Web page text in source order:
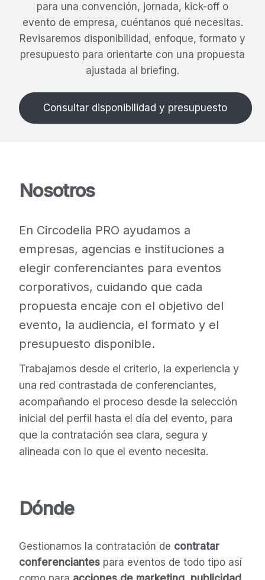
para una convención, jornada, kick-off o
evento de empresa, cuéntanos qué necesitas.
Revisaremos disponibilidad, enfoque, formato y
presupuesto para orientarte con una propuesta
ajustada al briefing.
Consultar disponibilidad y presupuesto
Nosotros
En Circodelia PRO ayudamos a
empresas, agencias e instituciones a
elegir conferenciantes para eventos
corporativos, cuidando que cada
propuesta encaje con el objetivo del
evento, la audiencia, el formato y el
presupuesto disponible.
Trabajamos desde el criterio, la experiencia y
una red contrastada de conferenciantes,
acompañando el proceso desde la selección
inicial del perfil hasta el día del evento, para
que la contratación sea clara, segura y
alineada con lo que el evento necesita.
Dónde
Gestionamos la contratación de contratar
conferenciantespara eventos de todo tipo así